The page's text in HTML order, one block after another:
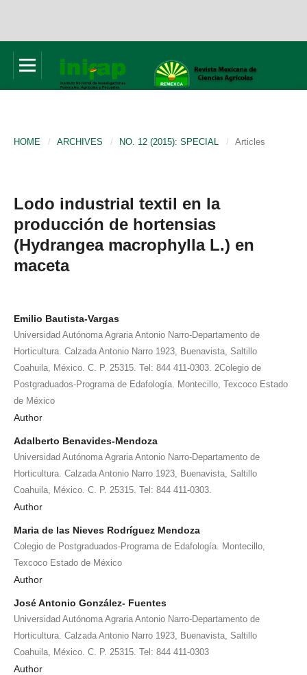
HOME / ARCHIVES / NO. 12 (2015): SPECIAL / Articles
Lodo industrial textil en la
producción de hortensias
(Hydrangea macrophylla L.) en
maceta
Emilio Bautista-Vargas
Universidad Autónoma Agraria Antonio Narro-Departamento de
Horticultura. Calzada Antonio Narro 1923, Buenavista, Saltillo
Coahuila, México. C. P. 25315. Tel: 844 411-0303. 2Colegio de
Postgraduados-Programa de Edafología. Montecillo, Texcoco Estado
de México
Author
Adalberto Benavides-Mendoza
Universidad Autónoma Agraria Antonio Narro-Departamento de
Horticultura. Calzada Antonio Narro 1923, Buenavista, Saltillo
Coahuila, México. C. P. 25315. Tel: 844 411-0303.
Author
Maria de las Nieves Rodríguez Mendoza
Colegio de Postgraduados-Programa de Edafología. Montecillo,
Texcoco Estado de México
Author
José Antonio González- Fuentes
Universidad Autónoma Agraria Antonio Narro-Departamento de
Horticultura. Calzada Antonio Narro 1923, Buenavista, Saltillo
Coahuila, México. C. P. 25315. Tel: 844 411-0303
Author